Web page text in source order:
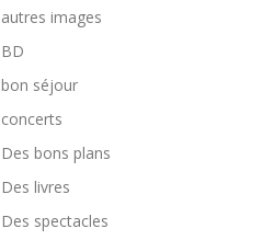
autres images
BD
bon séjour
concerts
Des bons plans
Des livres
Des spectacles